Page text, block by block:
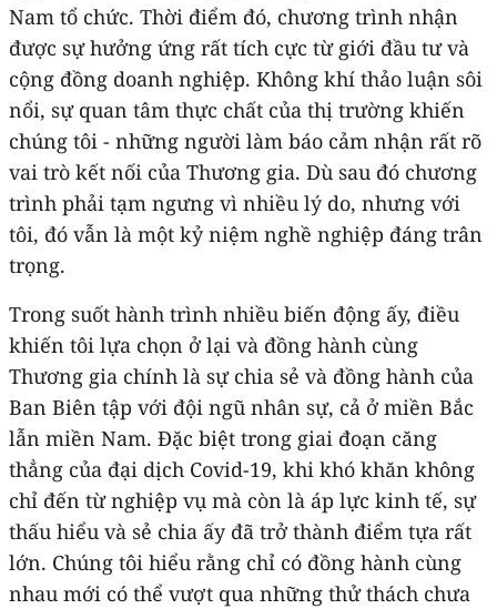
Nam tổ chức. Thời điểm đó, chương trình nhận
được sự hưởng ứng rất tích cực từ giới đầu tư và
cộng đồng doanh nghiệp. Không khí thảo luận sôi
nổi, sự quan tâm thực chất của thị trường khiến
chúng tôi - những người làm báo cảm nhận rất rõ
vai trò kết nối của Thương gia. Dù sau đó chương
trình phải tạm ngưng vì nhiều lý do, nhưng với
tôi, đó vẫn là một kỷ niệm nghề nghiệp đáng trân
trọng.
Trong suốt hành trình nhiều biến động ấy, điều
khiến tôi lựa chọn ở lại và đồng hành cùng
Thương gia chính là sự chia sẻ và đồng hành của
Ban Biên tập với đội ngũ nhân sự, cả ở miền Bắc
lẫn miền Nam. Đặc biệt trong giai đoạn căng
thẳng của đại dịch Covid-19, khi khó khăn không
chỉ đến từ nghiệp vụ mà còn là áp lực kinh tế, sự
thấu hiểu và sẻ chia ấy đã trở thành điểm tựa rất
lớn. Chúng tôi hiểu rằng chỉ có đồng hành cùng
nhau mới có thể vượt qua những thử thách chưa